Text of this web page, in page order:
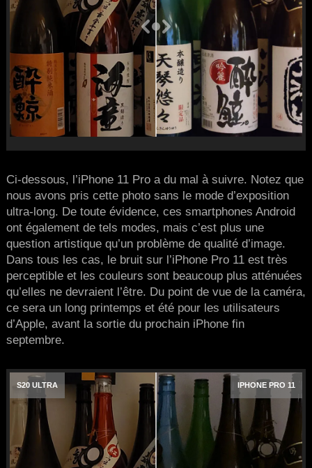
Ci-dessous, l’iPhone 11 Pro a du mal à suivre. Notez que
nous avons pris cette photo sans le mode d’exposition
ultra-long. De toute évidence, ces smartphones Android
ont également de tels modes, mais c’est plus une
question artistique qu’un problème de qualité d’image.
Dans tous les cas, le bruit sur l’iPhone Pro 11 est très
perceptible et les couleurs sont beaucoup plus atténuées
qu’elles ne devraient l’être. Du point de vue de la caméra,
ce sera un long printemps et été pour les utilisateurs
d’Apple, avant la sortie du prochain iPhone fin
septembre.
S20 ULTRA IPHONE PRO 11